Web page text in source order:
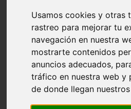
Usamos cookies y otras
rastreo para mejorar tu
navegación en nuestra
mostrarte contenidos
anuncios adecuados,
tráfico en nuestra web y
de donde llegan
c generalidades del pais
c mendoza
c neuquen
c provincias
c rio negro
c santa fe
c tierra de fuego
c tucuman
c zona austral
carmen
category